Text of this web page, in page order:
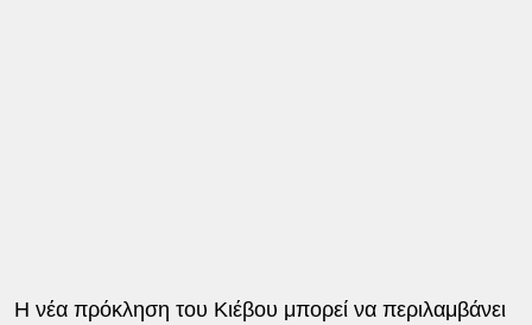
Η νέα πρόκληση του Κιέβου μπορεί να περιλαμβάνει